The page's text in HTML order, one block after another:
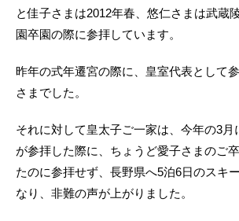
と佳子さまは2012年春、悠仁さまは武蔵
園卒園の際に参拝しています。
昨年の式年遷宮の際に、皇室代表として
さまでした。
それに対して皇太子ご一家は、今年の3月
が参拝した際に、ちょうど愛子さまのご
たのに参拝せず、長野県へ5泊6日のスキ
なり、非難の声が上がりました。